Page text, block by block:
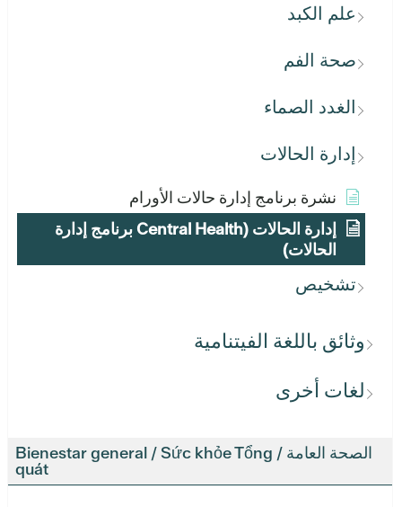
علم الكبد
صحة الفم
الغدد الصماء
إدارة الحالات
نشرة برنامج إدارة حالات الأورام
إدارة الحالات (Central Health برنامج إدارة
الحالات)
تشخيص
وثائق باللغة الفيتنامية
لغات أخرى
الصحة العامة / Bienestar general / Sức khỏe Tổng
quát